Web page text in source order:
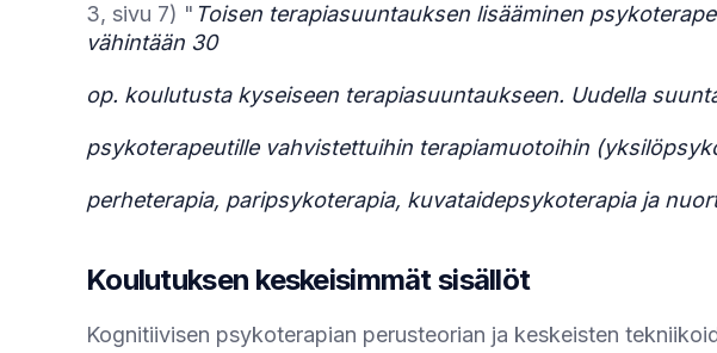
3, sivu 7) " Toisen terapiasuuntauksen lisääminen
vähintään 30
op. koulutusta kyseiseen terapiasuuntaukseen. Uudella
psykoterapeutille vahvistettuihin terapiamuotoihin
perheterapia, paripsykoterapia, kuvataidepsykoterapia ja
Koulutuksen keskeisimmät sisällöt
Kognitiivisen psykoterapian perusteorian ja keskeisten